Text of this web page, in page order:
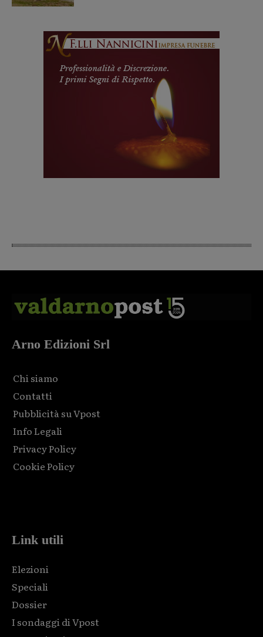
Arno Edizioni Srl
Chi siamo
Contatti
Pubblicità su Vpost
Info Legali
Privacy Policy
Cookie Policy
Link utili
Elezioni
Speciali
Dossier
I sondaggi di Vpost